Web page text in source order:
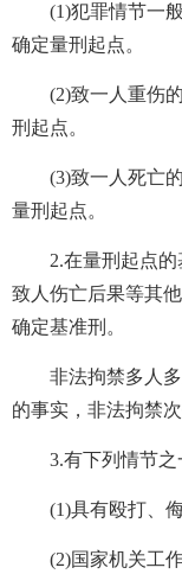
(1)犯罪情节一般
确定量刑起点。
(2)致一人重伤的
刑起点。
(3)致一人死亡的
量刑起点。
2.在量刑起点的基
致人伤亡后果等其
确定基准刑。
非法拘禁多人多
的事实，非法拘禁
3.有下列情节之一
(1)具有殴打、侮
(2)国家机关工作